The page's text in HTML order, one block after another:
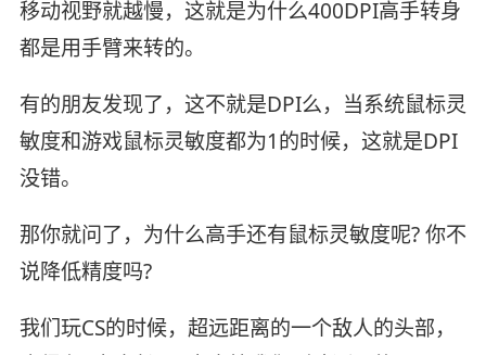
移动视野就越慢，这就是为什么400DPI高手转身
都是用手臂来转的。
有的朋友发现了，这不就是DPI么，当系统鼠标灵
敏度和游戏鼠标灵敏度都为1的时候，这就是DPI
没错。
那你就问了，为什么高手还有鼠标灵敏度呢? 你不
说降低精度吗?
我们玩CS的时候，超远距离的一个敌人的头部，